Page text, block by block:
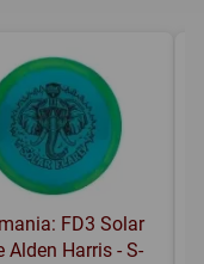
FD3 Solar
Alden Harris - S-